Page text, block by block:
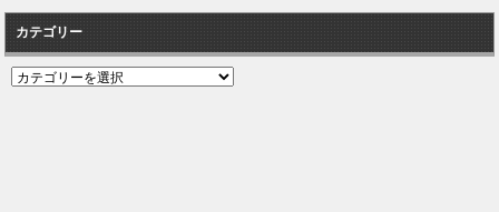
カテゴリー
カ